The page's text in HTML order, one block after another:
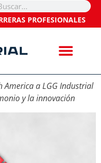
PROFESIONALES
America a LGG Industrial
y la innovación